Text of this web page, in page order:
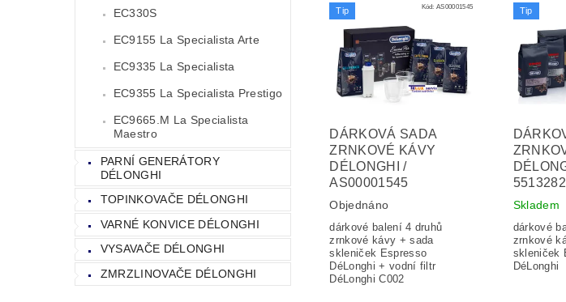
EC330S
EC9155 La Specialista Arte
EC9335 La Specialista
EC9355 La Specialista Prestigo
EC9665.M La Specialista
Maestro
PARNÍ GENERÁTORY
DÉLONGHI
TOPINKOVAČE DÉLONGHI
VARNÉ KONVICE DÉLONGHI
VYSAVAČE DÉLONGHI
ZMRZLINOVAČE DÉLONGHI
Tip Kód:AS00001545
DÁRKOVÁ SADA
ZRNKOVÉ KÁVY
DÉLONGHI /
AS00001545
Objednáno
dárkové balení 4 druhů
zrnkové kávy + sada
skleniček Espresso
DéLonghi + vodní filtr
DéLonghi C002
Tip
Skladem
dárkové
zrnkové
skleniček
DéLonghi